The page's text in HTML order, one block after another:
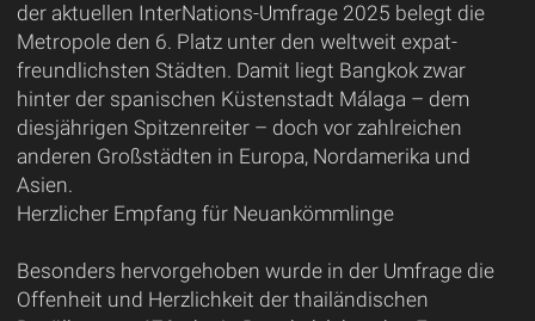
der aktuellen InterNations-Umfrage 2025 belegt die
Metropole den 6. Platz unter den weltweit expat-
freundlichsten Städten. Damit liegt Bangkok zwar
hinter der spanischen Küstenstadt Málaga – dem
diesjährigen Spitzenreiter – doch vor zahlreichen
anderen Großstädten in Europa, Nordamerika und
Asien.
Herzlicher Empfang für Neuankömmlinge
Besonders hervorgehoben wurde in der Umfrage die
Offenheit und Herzlichkeit der thailändischen